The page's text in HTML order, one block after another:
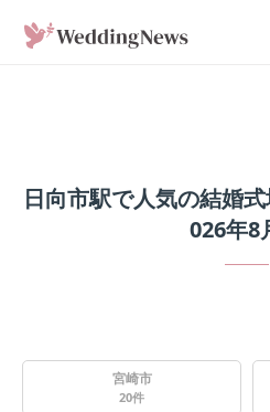
日向市駅で人気の結婚
026年8
宮崎市
20件